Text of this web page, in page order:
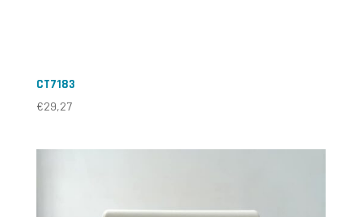
CT7183
€29,27